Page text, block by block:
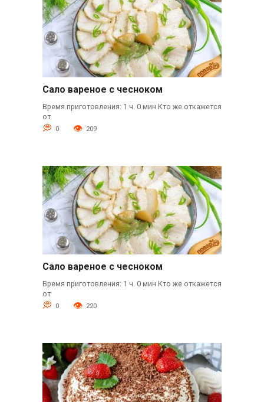
Сало вареное с чесноком
Время приготовления: 1 ч. 0 мин Кто же откажется
от
0 209
Сало вареное с чесноком
Время приготовления: 1 ч. 0 мин Кто же откажется
от
0 220